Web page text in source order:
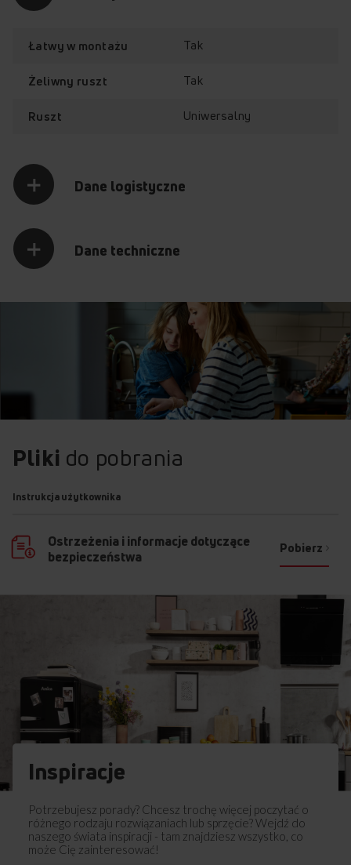
Łatwy w montażu Tak
Żeliwny ruszt Tak
Ruszt Uniwersalny
Dane logistyczne
Dane techniczne
Pliki do pobrania
Instrukcja użytkownika
Ostrzeżenia i informacje dotyczące
bezpieczeństwa
Pobierz
Inspiracje
Potrzebujesz porady? Chcesz trochę więcej poczytać o
różnego rodzaju rozwiązaniach lub sprzęcie? Wejdź do
naszego świata inspiracji - tam znajdziesz wszystko, co
może Cię zainteresować!